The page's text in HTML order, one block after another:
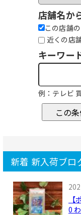
店舗名か
この店舗
近くの店
キーワー
例：テレビ
この
新着 新入荷ブロ
0